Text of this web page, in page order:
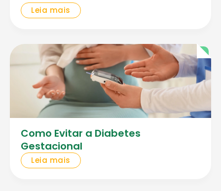
Leia mais
Como Evitar a Diabetes
Gestacional
Leia mais